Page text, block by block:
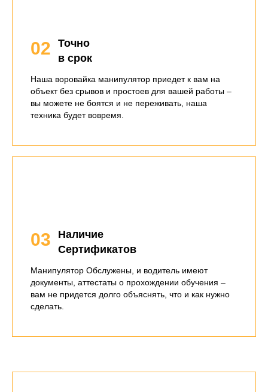
02
Точно
в срок
Наша воровайка манипулятор приедет к вам на
объект без срывов и простоев для вашей работы –
вы можете не боятся и не переживать, наша
техника будет вовремя.
03
Наличие
Сертификатов
Манипулятор Обслужены, и водитель имеют
документы, аттестаты о прохождении обучения –
вам не придется долго объяснять, что и как нужно
сделать.